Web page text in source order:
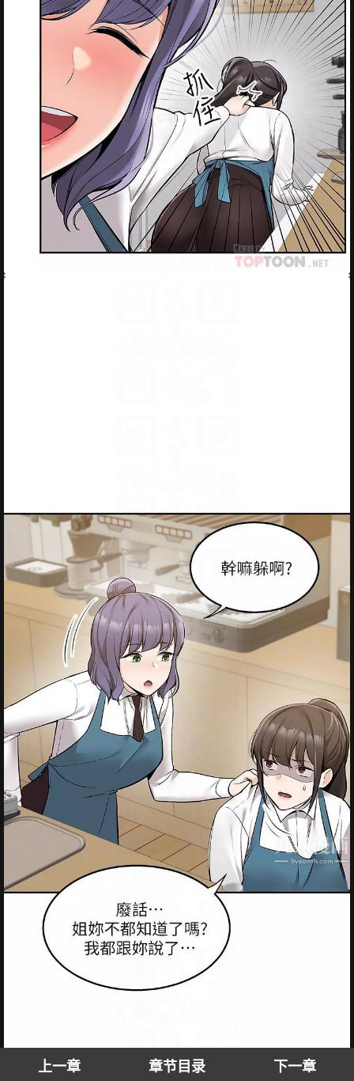
上一章 章节目录 下一章